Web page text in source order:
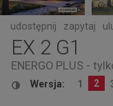
udostępnij zapytaj
EX 2 G1
ENERGO PLUS -
Wersja: 1 2